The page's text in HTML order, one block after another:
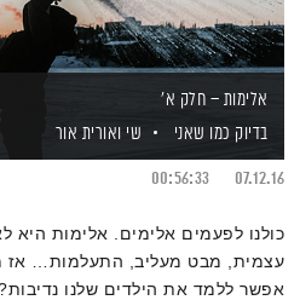
אלימות – חלק א'
בדיוק כמו שאני
שי ואורית אור
07.12.16
00:56:33
כולנו לפעמים אלימים. אלימות היא
עצמית, מבט מעליב, התעלמות… אז
אפשר ללמד את הילדים שלנו